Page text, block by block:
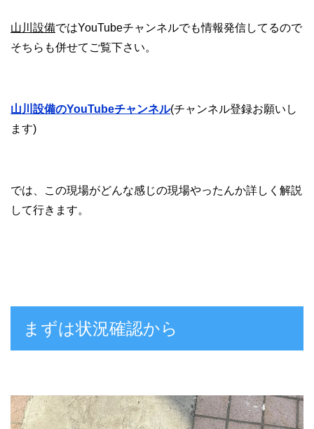
山川設備ではYouTubeチャンネルでも情報発信してるので
そちらも併せてご覧下さい。
山川設備のYouTubeチャンネル(チャンネル登録お願いし
ます)
では、この現場がどんな感じの現場やったんか詳しく解説
して行きます。
まずは状況確認から